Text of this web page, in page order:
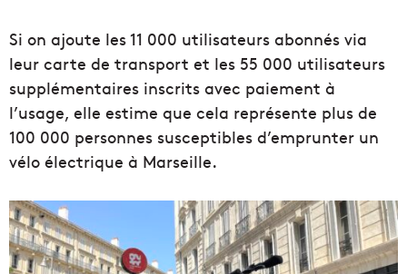
Si on ajoute les 11 000 utilisateurs abonnés via
leur carte de transport et les 55 000 utilisateurs
supplémentaires inscrits avec paiement à
l’usage, elle estime que cela représente plus de
100 000 personnes susceptibles d’emprunter un
vélo électrique à Marseille.